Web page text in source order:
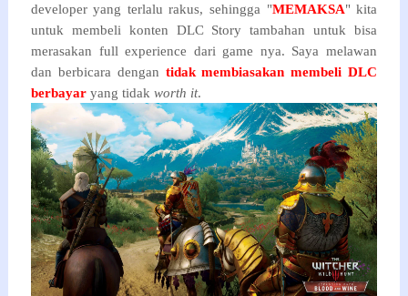
developer yang terlalu rakus, sehingga "MEMAKSA" kita
untuk membeli konten DLC Story tambahan untuk bisa
merasakan fullexperience dari game nya. Saya melawan
dan berbicara dengan tidak membiasakan membeli DLC
berbayaryang tidak worth it.